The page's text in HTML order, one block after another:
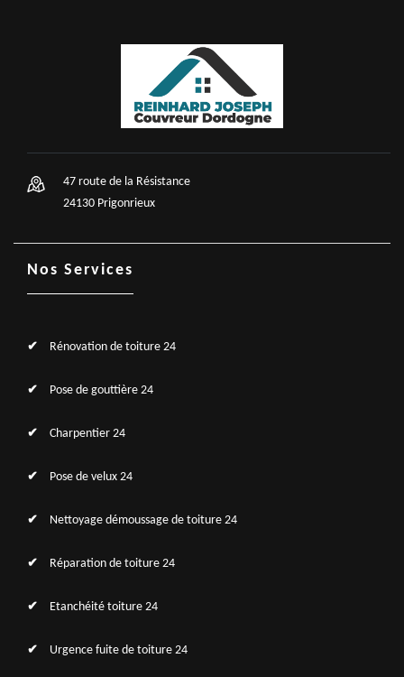
47 route de la Résistance
24130 Prigonrieux
Nos Services
Rénovation de toiture 24
Pose de gouttière 24
Charpentier 24
Pose de velux 24
Nettoyage démoussage de toiture 24
Réparation de toiture 24
Etanchéité toiture 24
Urgence fuite de toiture 24